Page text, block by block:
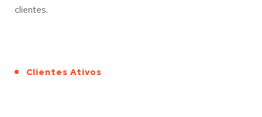
clientes.
Clientes Ativos